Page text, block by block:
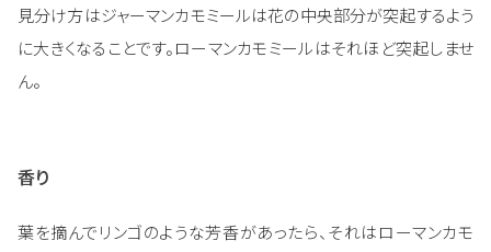
見分け方はジャーマンカモミールは花の中央部分が突起するよう
に大きくなることです。ローマンカモミールはそれほど突起しませ
ん。
香り
葉を摘んでリンゴのような芳香があったら、それはローマンカモ